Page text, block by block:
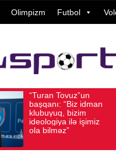
Olimpizm Futbol
Vüqar
yüksək
Avqust 05, 2026